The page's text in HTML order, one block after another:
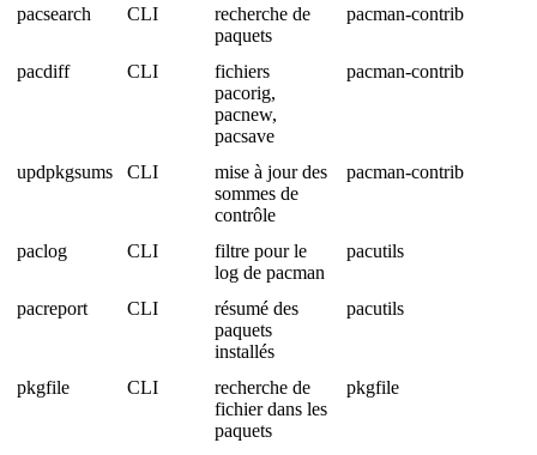
pacsearch CLI
recherche de
paquets
pacman-contrib
pacdiff CLI
fichiers
pacorig,
pacnew,
pacsave
pacman-contrib
updpkgsums CLI
mise à jour des
sommes de
contrôle
pacman-contrib
paclog CLI
filtre pour le
log de pacman
pacutils
pacreport CLI
résumé des
paquets
installés
pacutils
pkgfile CLI
recherche de
fichier dans les
paquets
pkgfile